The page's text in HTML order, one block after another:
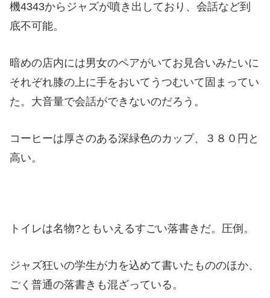
機4343からジャズが噴き出しており、会話など到
底不可能。
暗めの店内には男女のペアがいてお見合いみたいに
それぞれ膝の上に手をおいてうつむいて固まってい
た。大音量で会話ができないのだろう。
コーヒーは厚さのある深緑色のカップ、３８０円と
高い。
トイレは名物?ともいえるすごい落書きだ。圧倒。
ジャズ狂いの学生が力を込めて書いたもののほか、
ごく普通の落書きも混ざっている。